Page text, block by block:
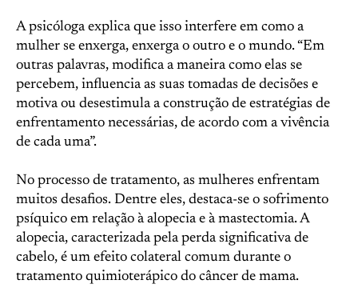
A psicóloga explica que isso interfere em como a
mulher se enxerga, enxerga o outro e o mundo. “Em
outras palavras, modifica a maneira como elas se
percebem, influencia as suas tomadas de decisões e
motiva ou desestimula a construção de estratégias de
enfrentamento necessárias, de acordo com a vivência
de cada uma”.
No processo de tratamento, as mulheres enfrentam
muitos desafios. Dentre eles, destaca-se o sofrimento
psíquico em relação à alopecia e à mastectomia. A
alopecia, caracterizada pela perda significativa de
cabelo, é um efeito colateral comum durante o
tratamento quimioterápico do câncer de mama.